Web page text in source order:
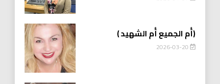
(أُم الجميع أُم الشهيد )
2026-03-20